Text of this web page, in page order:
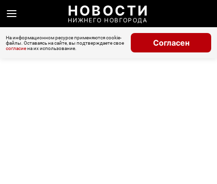
НОВОСТИ
НИЖНЕГО НОВГОРОДА
На информационном ресурсе применяются cookie-
файлы. Оставаясь на сайте, вы подтверждаете свое
согласиена их использование.
Согласен